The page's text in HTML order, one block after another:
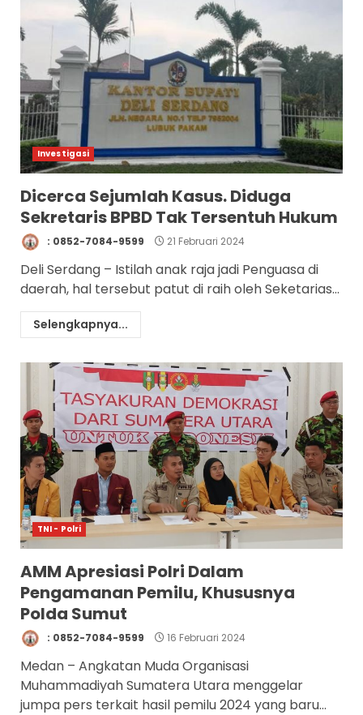
Investigasi
Dicerca Sejumlah Kasus. Diduga
Sekretaris BPBD Tak Tersentuh Hukum
: 0852-7084-9599 21 Februari 2024
Deli Serdang – Istilah anak raja jadi Penguasa di
daerah, hal tersebut patut di raih oleh Seketarias...
Selengkapnya...
TNI - Polri
AMM Apresiasi Polri Dalam
Pengamanan Pemilu, Khususnya
Polda Sumut
: 0852-7084-9599 16 Februari 2024
Medan – Angkatan Muda Organisasi
Muhammadiyah Sumatera Utara menggelar
jumpa pers terkait hasil pemilu 2024 yang baru...